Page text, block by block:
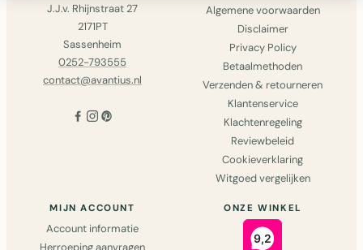
J.J.v. Rhijnstraat 27
2171PT
Sassenheim
0252-793555
contact@avantius.nl
Algemene voorwaarden
Disclaimer
Privacy Policy
Betaalmethoden
Verzenden & retourneren
Klantenservice
Klachtenregeling
Reviewbeleid
Cookieverklaring
Witgoed vergelijken
MIJN ACCOUNT
Account informatie
ONZE WINKEL